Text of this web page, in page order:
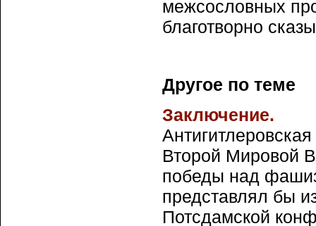
межсословных
благотворно
Другое по теме
Заключение.
Второй Мировой
победы над
представлял бы
Потсдамской